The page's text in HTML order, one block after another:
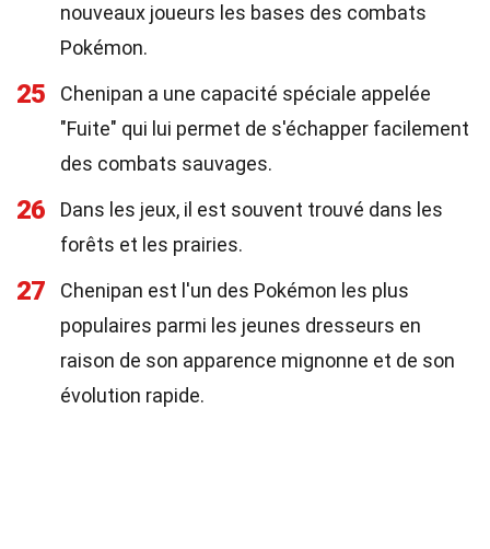
nouveaux joueurs les bases des combats
Pokémon.
25
Chenipan a une capacité spéciale appelée
"Fuite" qui lui permet de s'échapper facilement
des combats sauvages.
26
Dans les jeux, il est souvent trouvé dans les
forêts et les prairies.
27
Chenipan est l'un des Pokémon les plus
populaires parmi les jeunes dresseurs en
raison de son apparence mignonne et de son
évolution rapide.